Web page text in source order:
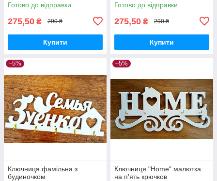
Готово до відправки
275,50 ₴ 290 ₴
Купити
Готово до відправки
275,50 ₴ 290 ₴
Купити
–5%
Ключниця фамільна з
будиночком
–5%
Ключниця "Home" малютка
на п'ять крючков